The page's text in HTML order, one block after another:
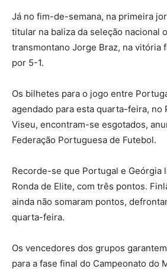
Já no fim-de-semana, na primeira
titular na baliza da seleção nacional
transmontano Jorge Braz, na vitória
por 5-1.
Os bilhetes para o jogo entre
agendado para esta quarta-feira, no
Viseu, encontram-se esgotados,
Federação Portuguesa de Futebol.
Recorde-se que Portugal e Geórgia
Ronda de Elite, com três pontos.
ainda não somaram pontos,
quarta-feira.
Os vencedores dos grupos
para a fase final do Campeonato do